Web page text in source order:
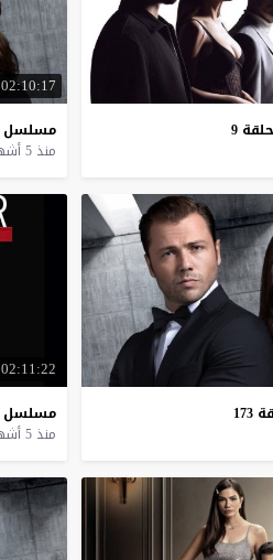
9
02:10:17
مسلسل
منذ 5 أشهر
173
02:11:22
مسلسل
منذ 5 أشهر